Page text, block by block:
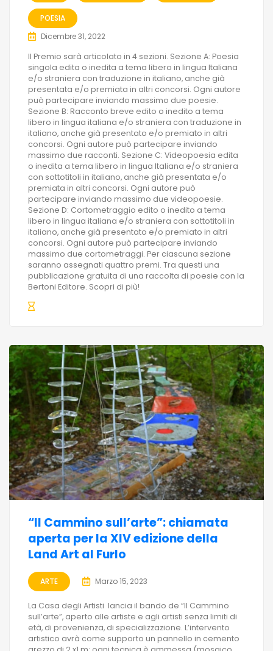
POESIA
Dicembre 31, 2022
Il Premio sarà articolato in 4 sezioni. Sezione A: Poesia
singola edita o inedita a tema libero in lingua Italiana
e/o straniera con traduzione in italiano, anche già
presentata e/o premiata in altri concorsi. Ogni autore
può partecipare inviando massimo due poesie.
Sezione B: Racconto breve edito o inedito a tema
libero in lingua italiana e/o straniera con traduzione in
italiano, anche già presentato e/o premiato in altri
concorsi. Ogni autore può partecipare inviando
massimo due racconti. Sezione C: Videopoesia edita
o inedita a tema libero in lingua Italiana e/o straniera
con sottotitoli in italiano, anche già presentata e/o
premiata in altri concorsi. Ogni autore può
partecipare inviando massimo due videopoesie.
Sezione D: Cortometraggio edito o inedito a tema
libero in lingua italiana e/o straniera con sottotitoli in
italiano, anche già presentato e/o premiato in altri
concorsi. Ogni autore può partecipare inviando
massimo due cortometraggi. Per ciascuna sezione
saranno assegnati quattro premi. Tra questi una
pubblicazione gratuita di una raccolta di poesie con la
Bertoni Editore. Scopri di più!
“Il Cammino sull’arte”: chiamata
aperta per la XIV edizione della
Land Art al Furlo
ARTE Marzo 15, 2023
La Casa degli Artisti lancia il bando de “Il Cammino
sull’arte”, aperto alle artiste e agli artisti senza limiti di
età, di provenienza, di specializzazione. L’intervento
artistico avrà come supporto un pannello in cemento